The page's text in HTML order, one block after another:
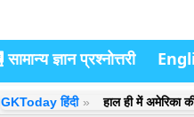
सामान्य ज्ञान प्रश्नोत्तरी
GKToday हिंदी हाल ही में अमेरिका